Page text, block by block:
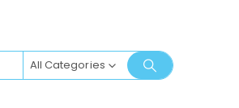
All Categories